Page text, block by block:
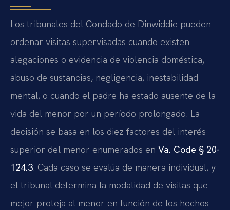
Los tribunales del Condado de Dinwiddie pueden
ordenar visitas supervisadas cuando existen
alegaciones o evidencia de violencia doméstica,
abuso de sustancias, negligencia, inestabilidad
mental, o cuando el padre ha estado ausente de la
vida del menor por un período prolongado. La
decisión se basa en los diez factores del interés
superior del menor enumerados en Va. Code § 20-
124.3. Cada caso se evalúa de manera individual, y
el tribunal determina la modalidad de visitas que
mejor proteja al menor en función de los hechos